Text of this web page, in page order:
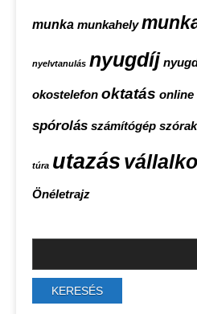
munka munkahely
nyelvtanulás nyugdíj
okostelefon oktatás online
spórolás számítógép
túra utazás
Önéletrajz